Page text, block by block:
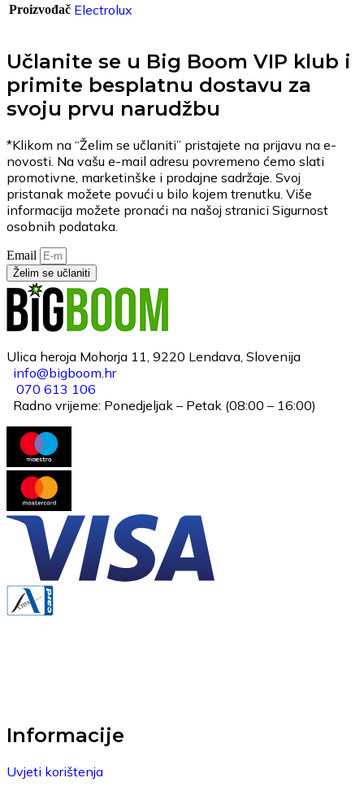
Proizvođač Electrolux
Učlanite se u Big Boom VIP klub i
primite besplatnu dostavu za
svoju prvu narudžbu
*Klikom na “Želim se učlaniti” pristajete na prijavu na e-
novosti. Na vašu e-mail adresu povremeno ćemo slati
promotivne, marketinške i prodajne sadržaje. Svoj
pristanak možete povući u bilo kojem trenutku. Više
informacija možete pronaći na našoj stranici Sigurnost
osobnih podataka.
Email
Želim se učlaniti
Ulica heroja Mohorja 11, 9220 Lendava, Slovenija
info@bigboom.hr
070 613 106
Radno vrijeme: Ponedjeljak – Petak (08:00 – 16:00)
Informacije
Uvjeti korištenja